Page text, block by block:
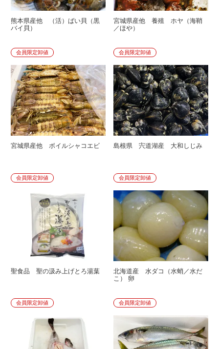
熊本県産他 （活）ばい貝（黒
バイ貝）
会員限定卸値
宮城県産他 養殖 ホヤ（海鞘
／ほや）
会員限定卸値
宮城県産他 ボイルシャコエビ
会員限定卸値
島根県 宍道湖産 大和しじみ
会員限定卸値
聖食品 聖の汲み上げとろ湯葉
会員限定卸値
北海道産 水ダコ（水蛸／水だ
こ） 卵
会員限定卸値